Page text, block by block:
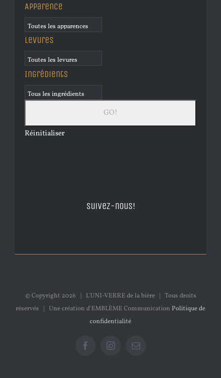
Apparence
Levures
Ingrédients
Réinitialiser
Suivez-nous!
© Copyright 2026 | L'UNI-VERRE de la bière | Tous droits
réservés | Une création d'EMBLÈME Communication Politique de
confidentialité
FacebookInstagramEmail